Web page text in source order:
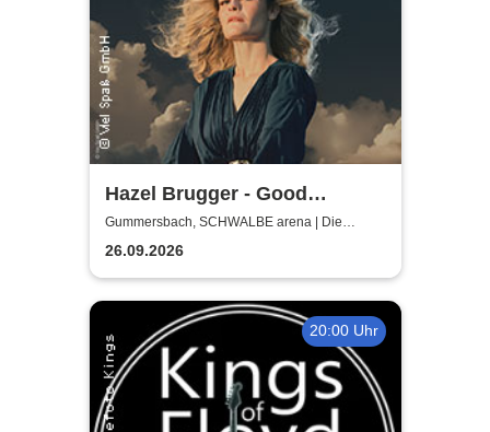
Hazel Brugger - Good
Evening Europe
Gummersbach, SCHWALBE arena | Die
Schwalbe Arena Gummersbach
26.09.2026
20:00 Uhr